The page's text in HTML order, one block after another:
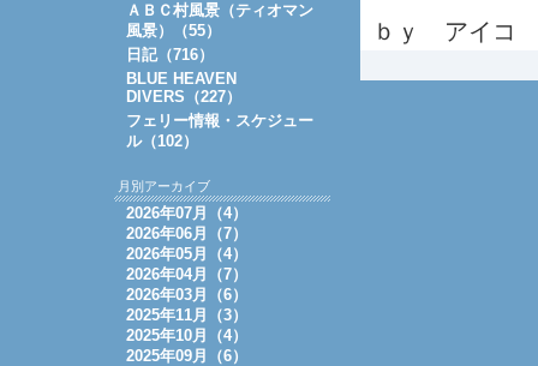
ｂｙ アイコ
ＡＢＣ村風景（ティオマン
風景）（55）
日記（716）
BLUE HEAVEN
DIVERS（227）
フェリー情報・スケジュー
ル（102）
月別アーカイブ
2026年07月（4）
2026年06月（7）
2026年05月（4）
2026年04月（7）
2026年03月（6）
2025年11月（3）
2025年10月（4）
2025年09月（6）